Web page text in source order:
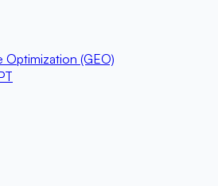
Optimization (GEO)